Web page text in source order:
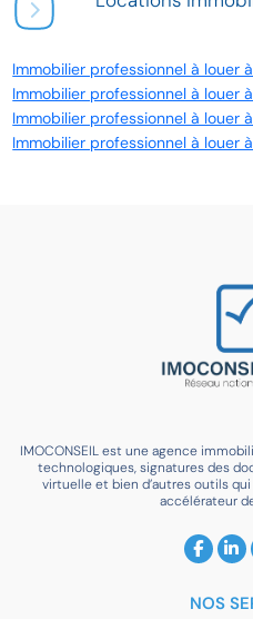
Immobilier professionnel à louer
Immobilier professionnel à louer
Immobilier professionnel à louer
Immobilier professionnel à louer
IMOCONSEIL est une agence
technologiques, signatures des
virtuelle et bien d’autres outils
accélérateur
NOS